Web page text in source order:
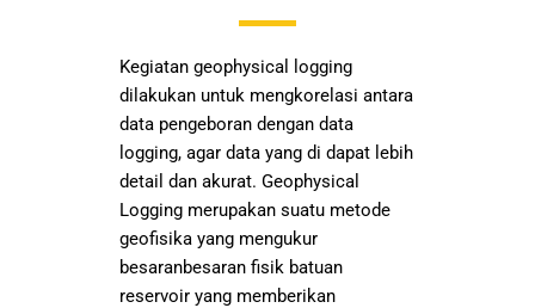
Kegiatan geophysical logging
dilakukan untuk mengkorelasi antara
data pengeboran dengan data
logging, agar data yang di dapat lebih
detail dan akurat. Geophysical
Logging merupakan suatu metode
geofisika yang mengukur
besaranbesaran fisik batuan
reservoir yang memberikan